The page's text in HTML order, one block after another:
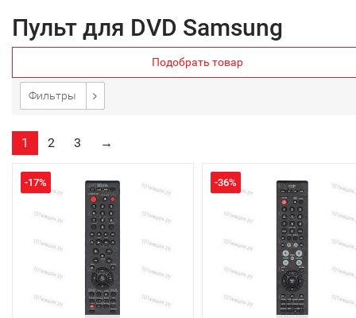
Пульт для DVD Samsung
Подобрать товар
Фильтры
1 2 3 →
-17% -36%